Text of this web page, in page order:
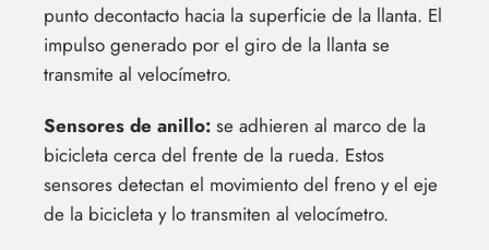
punto decontacto hacia la superficie de la llanta. El
impulso generado por el giro de la llanta se
transmite al velocímetro.
Sensores de anillo: se adhieren al marco de la
bicicleta cerca del frente de la rueda. Estos
sensores detectan el movimiento del freno y el eje
de la bicicleta y lo transmiten al velocímetro.